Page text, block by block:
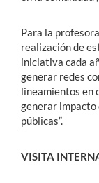
Para la
realización de
iniciativa cada
generar redes
lineamientos en
generar impacto
públicas”.
VISITA